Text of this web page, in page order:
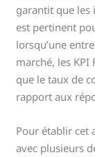
garantit que les
est pertinent
lorsqu’une
marché, les KPI
que le taux de
rapport aux
Pour établir cet
avec plusieurs